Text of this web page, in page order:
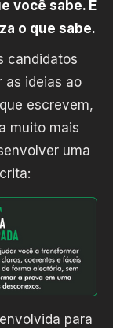
você sabe. É
o que sabe.
candidatos
as ideias ao
escrevem,
muito mais
uma
para